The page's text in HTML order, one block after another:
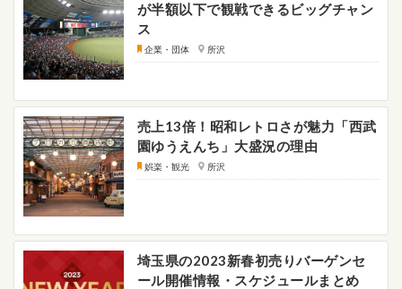
運営団体
が半額以下で観戦できるビッグチャン
ス
企業・団体 所沢
売上13倍！昭和レトロさが魅力「西武
園ゆうえんち」大盛況の理由
娯楽・観光 所沢
埼玉県の2023新春初売りバーゲンセ
ール開催情報・スケジュールまとめ